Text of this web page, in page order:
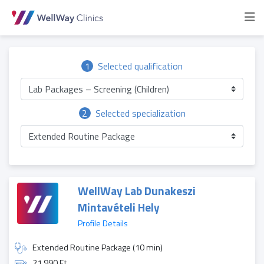
1 Selected qualification
Lab Packages – Screening (Children)
2
Selected specialization
Extended Routine Package
WellWay Lab Dunakeszi
Mintavételi Hely
Profile Details
Extended Routine Package (10 min)